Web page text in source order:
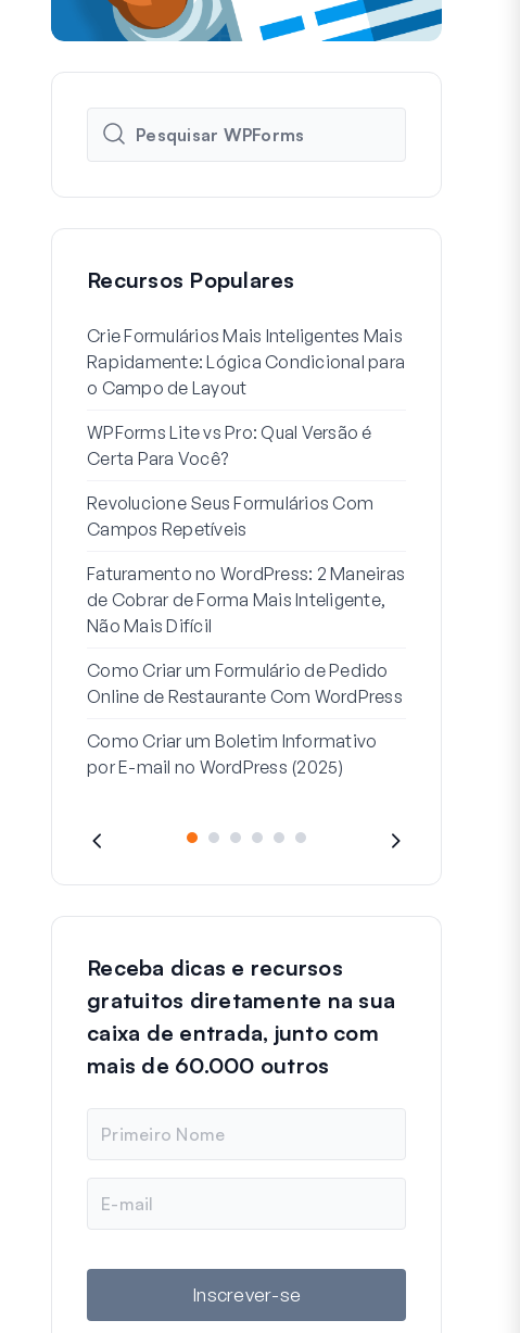
Recursos Populares
Crie Formulários Mais Inteligentes Mais
Rapidamente: Lógica Condicional para
o Campo de Layout
WPForms Lite vs Pro: Qual Versão é
Certa Para Você?
Revolucione Seus Formulários Com
Campos Repetíveis
Faturamento no WordPress: 2 Maneiras
de Cobrar de Forma Mais Inteligente,
Não Mais Difícil
Como Criar um Formulário de Pedido
Online de Restaurante Com WordPress
Como Criar um Boletim Informativo
por E-mail no WordPress (2025)
Receba dicas e recursos
gratuitos diretamente na sua
caixa de entrada, junto com
mais de 60.000 outros
m
e
m
i
Inscrever-se